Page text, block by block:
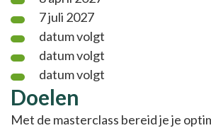
7 juli 2027
datum volgt
datum volgt
datum volgt
Doelen
Met de masterclass bereid je je